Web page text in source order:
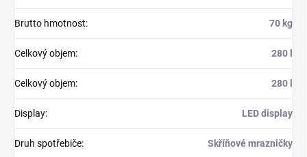
Brutto hmotnost: 70 kg
Celkový objem: 280 l
Celkový objem: 280 l
Display: LED display
Druh spotřebiče: Skříňové mrazničky